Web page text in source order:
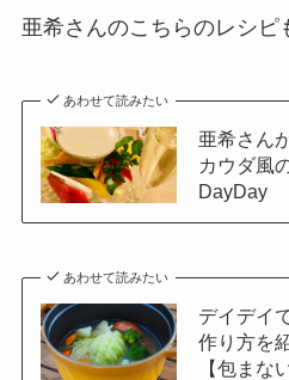
亜希さんのこちらのレシピ
あわせて読みたい
亜希さん
カウダ風
DayDay
あわせて読みたい
デイデイ
作り方を
【包まな